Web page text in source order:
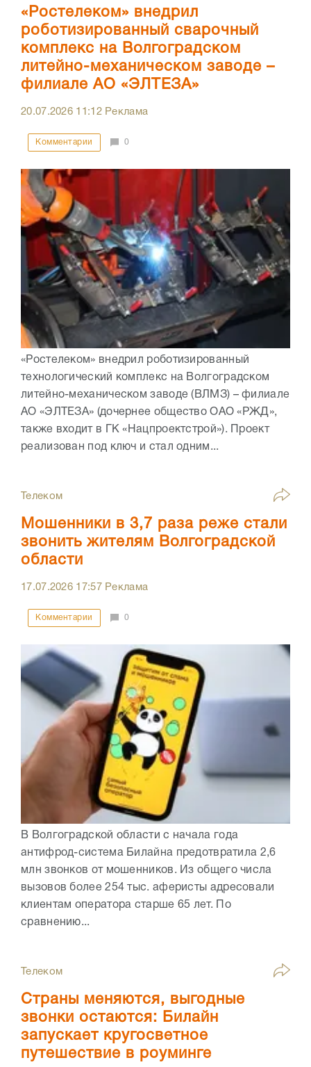
«Ростелеком» внедрил
роботизированный сварочный
комплекс на Волгоградском
литейно-механическом заводе –
филиале АО «ЭЛТЕЗА»
20.07.2026 11:12Реклама
Комментарии 0
«Ростелеком» внедрил роботизированный
технологический комплекс на Волгоградском
литейно-механическом заводе (ВЛМЗ) – филиале
АО «ЭЛТЕЗА» (дочернее общество ОАО «РЖД»,
также входит в ГК «Нацпроектстрой»). Проект
реализован под ключ и стал одним...
Телеком
Мошенники в 3,7 раза реже стали
звонить жителям Волгоградской
области
17.07.2026 17:57 Реклама
Комментарии 0
В Волгоградской области с начала года
антифрод-система Билайна предотвратила 2,6
млн звонков от мошенников. Из общего числа
вызовов более 254 тыс. аферисты адресовали
клиентам оператора старше 65 лет. По
сравнению...
Телеком
Страны меняются, выгодные
звонки остаются: Билайн
запускает кругосветное
путешествие в роуминге